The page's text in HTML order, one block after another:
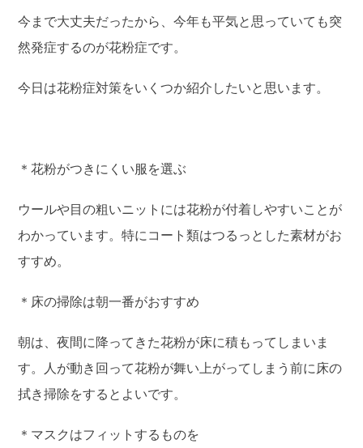
今まで大丈夫だったから、今年も平気と思っていても突
然発症するのが花粉症です。
今日は花粉症対策をいくつか紹介したいと思います。
＊花粉がつきにくい服を選ぶ
ウールや目の粗いニットには花粉が付着しやすいことが
わかっています。特にコート類はつるっとした素材がお
すすめ。
＊床の掃除は朝一番がおすすめ
朝は、夜間に降ってきた花粉が床に積もってしまいま
す。人が動き回って花粉が舞い上がってしまう前に床の
拭き掃除をするとよいです。
＊マスクはフィットするものを